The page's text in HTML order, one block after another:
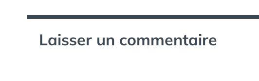
Laisser un commentaire